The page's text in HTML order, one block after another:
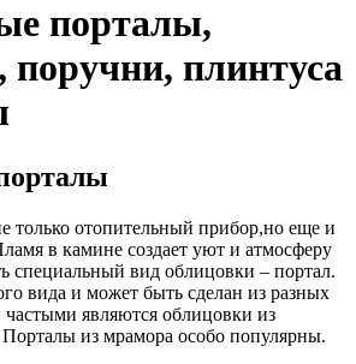
порталы,
поручни, плинтуса
только отопительный прибор,но еще и
в камине создает уют и атмосферу
специальный вид облицовки – портал.
вида и может быть сделан из разных
являются облицовки из
Порталы из мрамора особо популярны.